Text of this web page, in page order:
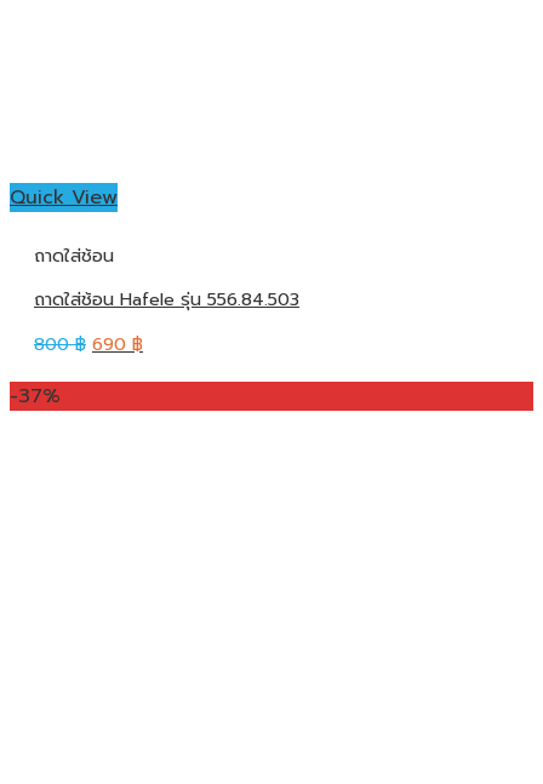
Quick View
ถาดใส่ช้อน
ถาดใส่ช้อน Hafele รุ่น 556.84.503
800฿ 690 ฿
-37%